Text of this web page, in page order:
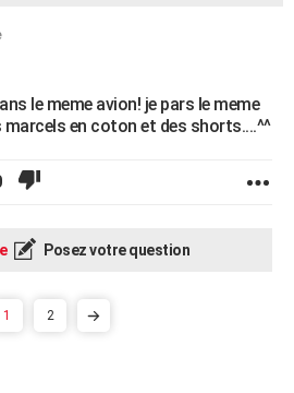
le meme avion! je pars le meme
marcels en coton et des shorts....^^
Posez votre question
1 2